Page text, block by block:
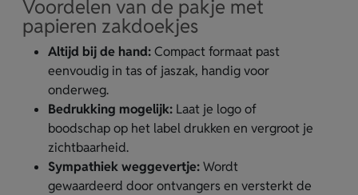
Voordelen van de pakje met
papieren zakdoekjes
Altijd bij de hand:Compact formaat past
eenvoudig in tas of jaszak, handig voor
onderweg.
Bedrukking mogelijk: Laat je logo of
boodschap op het label drukken en vergroot je
zichtbaarheid.
Sympathiek weggevertje:Wordt
gewaardeerd door ontvangers en versterkt de